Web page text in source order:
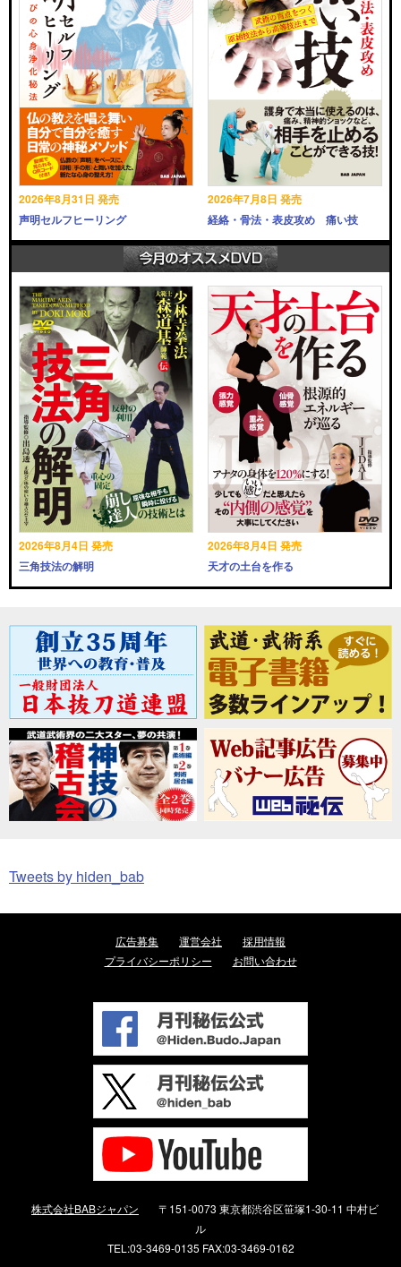
2026年8月31日 発売
声明セルフヒーリング
2026年7月8日 発売
経絡・骨法・表皮攻め 痛い技
2026年8月4日 発売
三角技法の解明
2026年8月4日 発売
天才の土台を作る
Tweets by hiden_bab
広告募集 運営会社
採用情報
プライバシーポリシー
お問い合わせ
株式会社BABジャパン
〒151-0073 東京都渋谷区笹塚1-30-11 中村ビ
ル
TEL:03-3469-0135 FAX:03-3469-0162